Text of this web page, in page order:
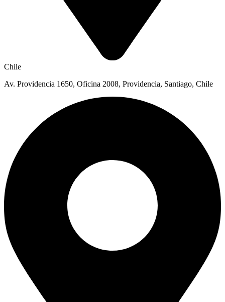
Chile
Av. Providencia 1650, Oficina 2008, Providencia, Santiago, Chile